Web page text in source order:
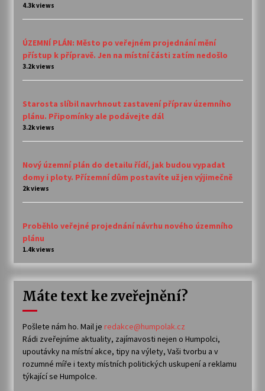
4.3k views
ÚZEMNÍ PLÁN: Město po veřejném projednání mění
přístup k přípravě. Jen na místní části zatím nedošlo
3.2k views
Starosta slíbil navrhnout zastavení příprav územního
plánu. Připomínky ale podávejte dál
3.2k views
Nový územní plán do detailu řídí, jak budou vypadat
domy i ploty. Přízemní dům postavíte už jen výjimečně
2k views
Proběhlo veřejné projednání návrhu nového územního
plánu
1.4k views
Máte text ke zveřejnění?
Pošlete nám ho. Mail je redakce@humpolak.cz
Rádi zveřejníme aktuality, zajímavosti nejen o Humpolci,
upoutávky na místní akce, tipy na výlety, Vaši tvorbu a v
rozumné míře i texty místních politických uskupení a reklamu
týkající se Humpolce.